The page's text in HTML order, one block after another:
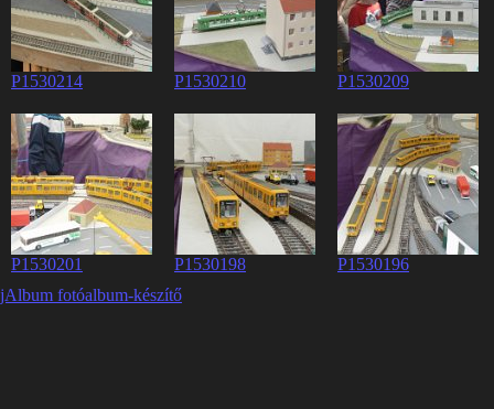
P1530214 P1530210 P1530209
P1530201 P1530198
P1530196
jAlbum fotóalbum-készítő